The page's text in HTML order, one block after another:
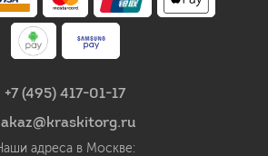
+7 (495) 417-01-17
адреса в Москве: